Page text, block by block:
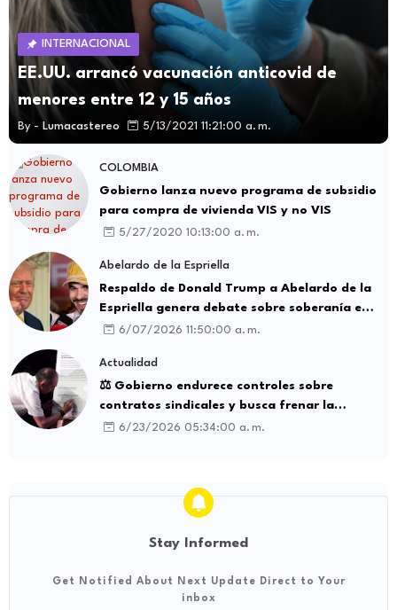
INTERNACIONAL
EE.UU. arrancó vacunación anticovid de
menores entre 12 y 15 años
By - Lumacastereo 5/13/2021 11:21:00 a. m.
COLOMBIA
Gobierno lanza nuevo programa de subsidio
para compra de vivienda VIS y no VIS
5/27/2020 10:13:00 a. m.
Abelardo de la Espriella
Respaldo de Donald Trump a Abelardo de la
Espriella genera debate sobre soberanía e
influencia internacional
6/07/2026 11:50:00 a. m.
Actualidad
⚖️ Gobierno endurece controles sobre
contratos sindicales y busca frenar la
intermediación laboral ilegal
6/23/2026 05:34:00 a. m.
Stay Informed
Get Notified About Next Update Direct to Your
inbox